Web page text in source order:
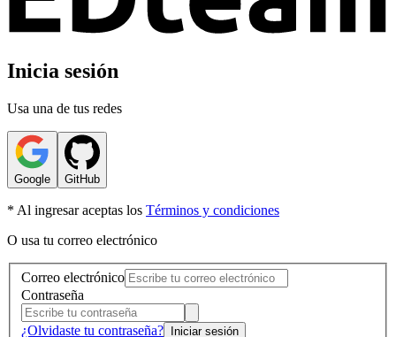
Inicia sesión
Usa una de tus redes
Google GitHub
* Al ingresar aceptas los Términos y condiciones
O usa tu correo electrónico
Correo electrónico
Contraseña
¿Olvidaste tu contraseña? Iniciar sesión